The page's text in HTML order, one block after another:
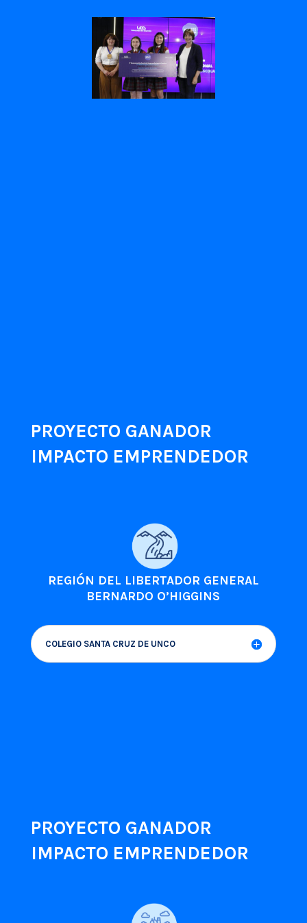
PROYECTO GANADOR
IMPACTO EMPRENDEDOR
REGIÓN DEL LIBERTADOR GENERAL
BERNARDO O’HIGGINS
COLEGIO SANTA CRUZ DE UNCO
PROYECTO GANADOR
IMPACTO EMPRENDEDOR